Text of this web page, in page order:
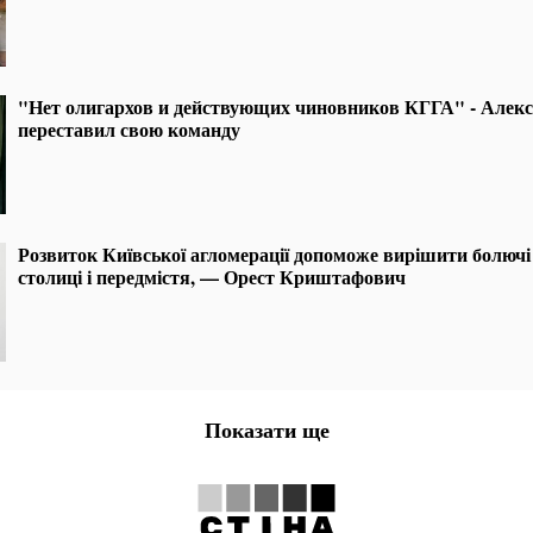
"Нет олигархов и действующих чиновников КГГА" -
переставил свою команду
Розвиток Київської агломерації допоможе вирішити
столиці і передмістя, — Орест Криштафович
Показати ще